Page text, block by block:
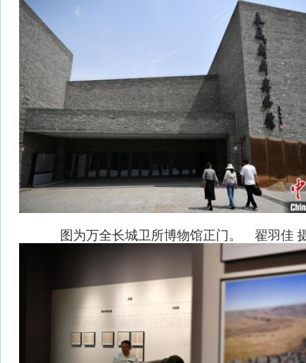
图为万全长城卫所博物馆正门。 翟羽佳